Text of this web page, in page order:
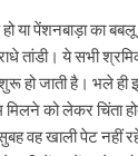
या पेंशनबाड़ा का
राधे तांडी। ये सभी
हो जाती है। भले ही
को लेकर चिंता
वह खाली पेट नहीं